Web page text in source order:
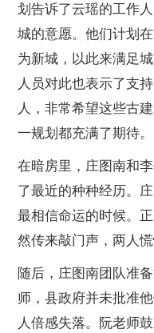
划告诉了云瑶的工作
城的意愿。他们计划
为新城，以此来满足
人员对此也表示了支
人，非常希望这些古
一规划都充满了期待。
在暗房里，庄图南和
了最近的种种经历。
最相信命运的时候。
然传来敲门声，两人慌
随后，庄图南团队准
师，县政府并未批准
人倍感失落。阮老师